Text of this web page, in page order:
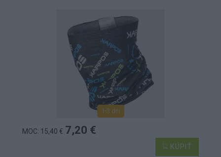
1-3 dní
MOC: 15,40 € 7,20 €
KÚPIŤ